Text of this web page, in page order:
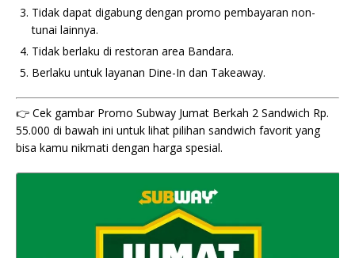
Tidak dapat digabung dengan promo pembayaran non-
tunai lainnya.
Tidak berlaku di restoran area Bandara.
Berlaku untuk layanan Dine-In dan Takeaway.
👉 Cek gambar Promo Subway Jumat Berkah 2 Sandwich Rp.
55.000 di bawah ini untuk lihat pilihan sandwich favorit yang
bisa kamu nikmati dengan harga spesial.